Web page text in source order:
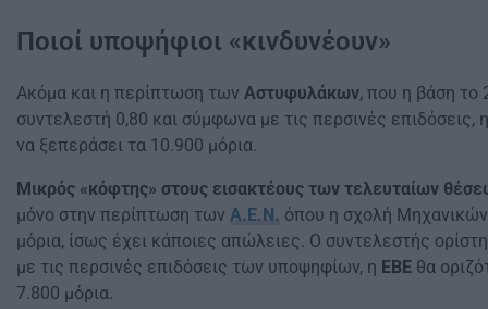
Ποιοί υποψήφιοι «κινδυνέουν»
Ακόμα και η περίπτωση των Αστυφυλάκων, που η βάση το
συντελεστή 0,80 και σύμφωνα με τις περσινές επιδόσεις,
να ξεπεράσει τα 10.900 μόρια.
Μικρός «κόφτης» στους εισακτέους των τελευταίων
μόνο στην περίπτωση των Α.Ε.Ν. όπου η σχολή
μόρια, ίσως έχει κάποιες απώλειες. Ο συντελεστής
με τις περσινές επιδόσεις των υποψηφίων, η ΕΒΕ θα
7.800 μόρια.